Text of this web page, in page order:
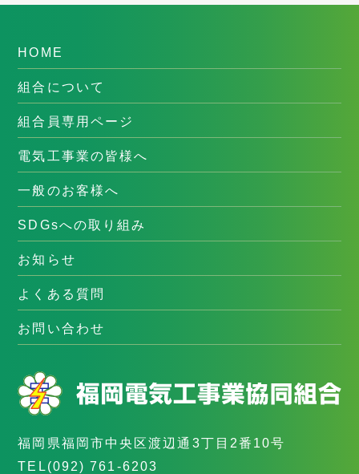
福岡県福岡市中央区渡辺通3丁目2番10号
TEL (092) 761-6203
HOME
組合について
組合員専用ページ
電気工事業の皆様へ
一般のお客様へ
SDGsへの取り組み
お知らせ
よくある質問
お問い合わせ